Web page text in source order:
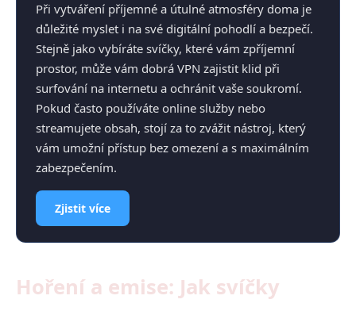
Při vytváření příjemné a útulné atmosféry doma je
důležité myslet i na své digitální pohodlí a bezpečí.
Stejně jako vybíráte svíčky, které vám zpříjemní
prostor, může vám dobrá VPN zajistit klid při
surfování na internetu a ochránit vaše soukromí.
Pokud často používáte online služby nebo
streamujete obsah, stojí za to zvážit nástroj, který
vám umožní přístup bez omezení a s maximálním
zabezpečením.
Zjistit více
Hoření a emise: Jak svíčky